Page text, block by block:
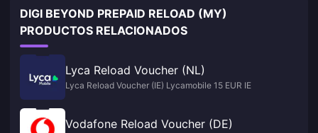
DIGI BEYOND PREPAID RELOAD (MY)
PRODUCTOS RELACIONADOS
Lyca Reload Voucher (NL)
Lyca Reload Voucher (IE) Lycamobile 15 EUR IE
Vodafone Reload Voucher (DE)